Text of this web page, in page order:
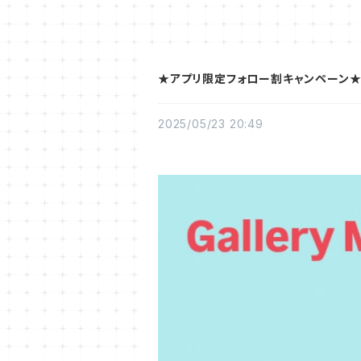
★アプリ限定フォロー割キャンペーン★
2025/05/23 20:49